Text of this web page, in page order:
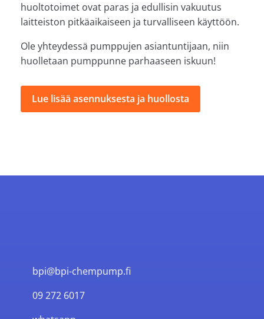
huoltotoimet ovat paras ja edullisin vakuutus
laitteiston pitkäaikaiseen ja turvalliseen käyttöön.
Ole yhteydessä pumppujen asiantuntijaan, niin
huolletaan pumppunne parhaaseen iskuun!
Lue lisää asennuksesta ja huollosta
bpi@bpi-chempump.fi
09 272 6017